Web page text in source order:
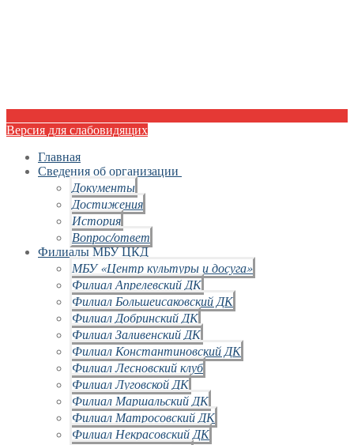
Версия для слабовидящих
Главная
Сведения об организации
Документы
Достижения
История
Вопрос/ответ
Филиалы МБУ ЦКД
МБУ «Центр культуры и досуга»
Филиал Апрелевский ДК
Филиал Большеисаковский ДК
Филиал Добринский ДК
Филиал Заливенский ДК
Филиал Константиновский ДК
Филиал Лесновский клуб
Филиал Луговской ДК
Филиал Маршальский ДК
Филиал Матросовский ДК
Филиал Некрасовский ДК